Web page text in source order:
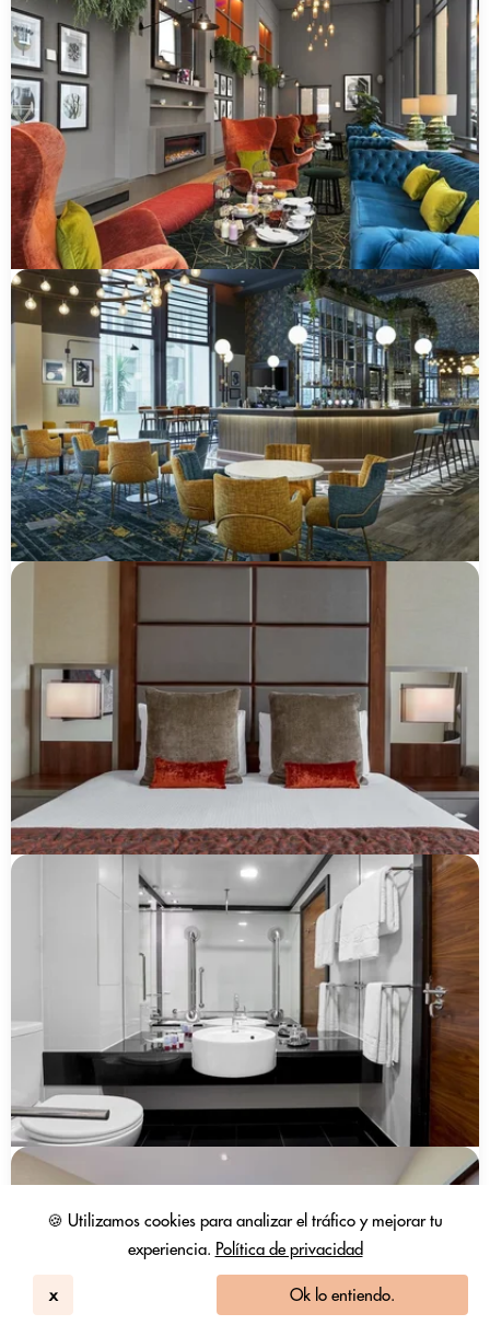
🍪 Utilizamos cookies para analizar el tráfico y mejorar tu
experiencia. Política de privacidad
x Ok lo entiendo.